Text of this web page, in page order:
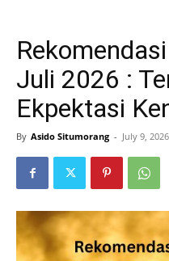
Juli 2026 :
Ekpektasi
By Asido Situmorang - July 9, 2026